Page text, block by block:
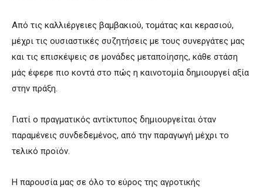
Από τις καλλιέργειες βαμβακιού, τομάτας και κερασιού,
μέχρι τις ουσιαστικές συζητήσεις με τους συνεργάτες μας
και τις επισκέψεις σε μονάδες μεταποίησης, κάθε στάση
μάς έφερε πιο κοντά στο πώς η καινοτομία δημιουργεί αξία
στην πράξη.
Γιατί ο πραγματικός αντίκτυπος δημιουργείται όταν
παραμένεις συνδεδεμένος, από την παραγωγή μέχρι το
τελικό προϊόν.
Η παρουσία μας σε όλο το εύρος της αγροτικής